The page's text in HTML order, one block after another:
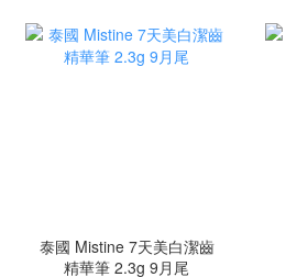
泰國 Mistine 7天美白潔齒
精華筆 2.3g 9月尾